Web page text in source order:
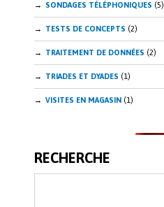
SONDAGES TÉLÉPHONIQUES (5)
TESTS DE CONCEPTS (2)
TRAITEMENT DE DONNÉES (2)
TRIADES ET DYADES (1)
VISITES EN MAGASIN (1)
RECHERCHE